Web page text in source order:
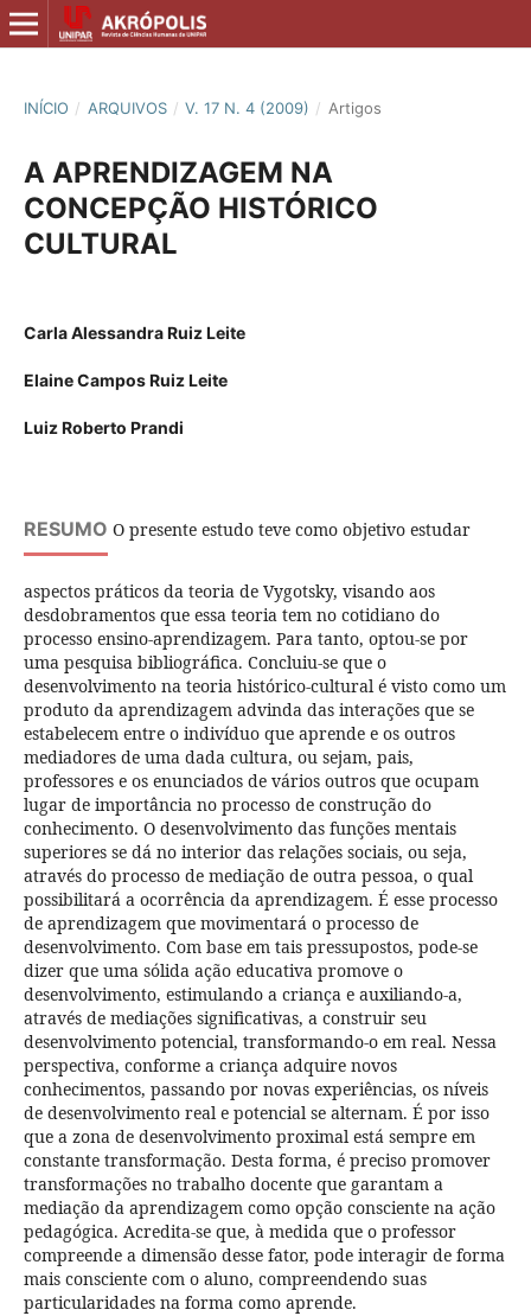
INÍCIO / ARQUIVOS / V. 17 N. 4 (2009) / Artigos
A APRENDIZAGEM NA
CONCEPÇÃO HISTÓRICO
CULTURAL
Carla Alessandra Ruiz Leite
Elaine Campos Ruiz Leite
Luiz Roberto Prandi
RESUMO O presente estudo teve como objetivo estudar
aspectos práticos da teoria de Vygotsky, visando aos
desdobramentos que essa teoria tem no cotidiano do
processo ensino-aprendizagem. Para tanto, optou-se por
uma pesquisa bibliográfica. Concluiu-se que o
desenvolvimento na teoria histórico-cultural é visto como um
produto da aprendizagem advinda das interações que se
estabelecem entre o indivíduo que aprende e os outros
mediadores de uma dada cultura, ou sejam, pais,
professores e os enunciados de vários outros que ocupam
lugar de importância no processo de construção do
conhecimento. O desenvolvimento das funções mentais
superiores se dá no interior das relações sociais, ou seja,
através do processo de mediação de outra pessoa, o qual
possibilitará a ocorrência da aprendizagem. É esse processo
de aprendizagem que movimentará o processo de
desenvolvimento. Com base em tais pressupostos, pode-se
dizer que uma sólida ação educativa promove o
desenvolvimento, estimulando a criança e auxiliando-a,
através de mediações significativas, a construir seu
desenvolvimento potencial, transformando-o em real. Nessa
perspectiva, conforme a criança adquire novos
conhecimentos, passando por novas experiências, os níveis
de desenvolvimento real e potencial se alternam. É por isso
que a zona de desenvolvimento proximal está sempre em
constante transformação. Desta forma, é preciso promover
transformações no trabalho docente que garantam a
mediação da aprendizagem como opção consciente na ação
pedagógica. Acredita-se que, à medida que o professor
compreende a dimensão desse fator, pode interagir de forma
mais consciente com o aluno, compreendendo suas
particularidades na forma como aprende.